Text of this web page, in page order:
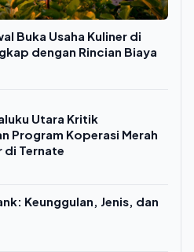
Buka Usaha Kuliner di
dengan Rincian Biaya
Utara Kritik
Program Koperasi Merah
di Ternate
Keunggulan, Jenis, dan